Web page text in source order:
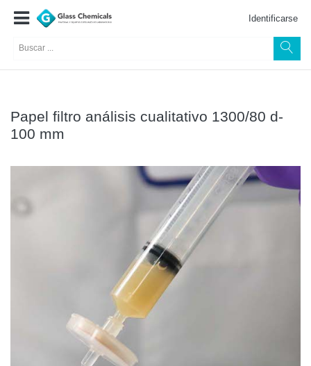
Identificarse
Papel filtro análisis cualitativo 1300/80 d-
100 mm